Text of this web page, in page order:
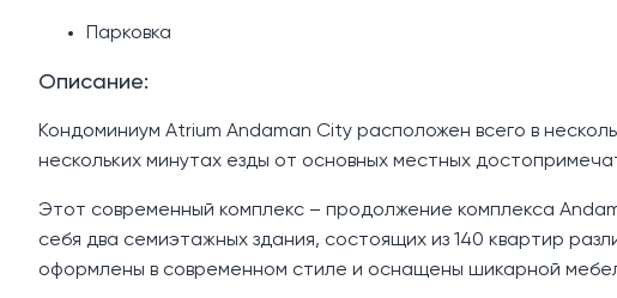
Парковка
Описание:
Кондоминиум Atrium Andaman City расположен всего в
нескольких минутах езды от основных местных
Этот современный комплекс – продолжение комплекса
себя два семиэтажных здания, состоящих из 140 квартир
оформлены в современном стиле и оснащены шикарной